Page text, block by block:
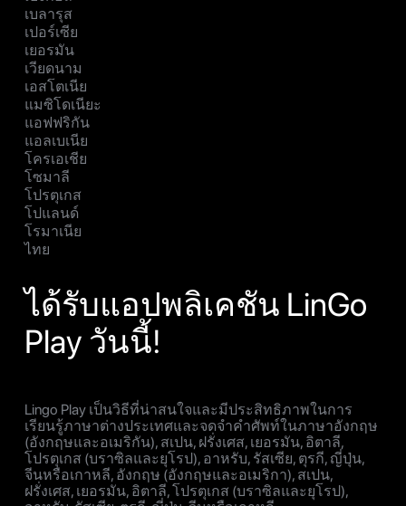
เบลารุส
เปอร์เซีย
เยอรมัน
เวียดนาม
เอสโตเนีย
แมซิโดเนียะ
แอฟฟริกัน
แอลเบเนีย
โครเอเชีย
โซมาลี
โปรตุเกส
โปแลนด์
โรมาเนีย
ไทย
ได้รับแอปพลิเคชัน LinGo
Play วันนี้!
Lingo Play เป็นวิธีที่น่าสนใจและมีประสิทธิภาพในการ
เรียนรู้ภาษาต่างประเทศและจดจำคำศัพท์ในภาษาอังกฤษ
(อังกฤษและอเมริกัน), สเปน, ฝรั่งเศส, เยอรมัน, อิตาลี,
โปรตุเกส (บราซิลและยุโรป), อาหรับ, รัสเซีย, ตุรกี, ญี่ปุ่น,
จีนหรือเกาหลี, อังกฤษ (อังกฤษและอเมริกา), สเปน,
ฝรั่งเศส, เยอรมัน, อิตาลี, โปรตุเกส (บราซิลและยุโรป),